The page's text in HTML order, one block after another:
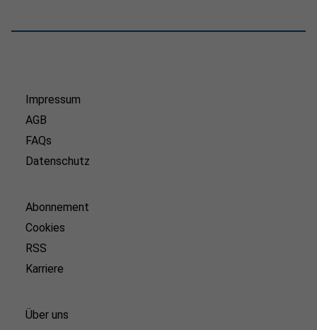
Impressum
AGB
FAQs
Datenschutz
Abonnement
Cookies
RSS
Karriere
Über uns